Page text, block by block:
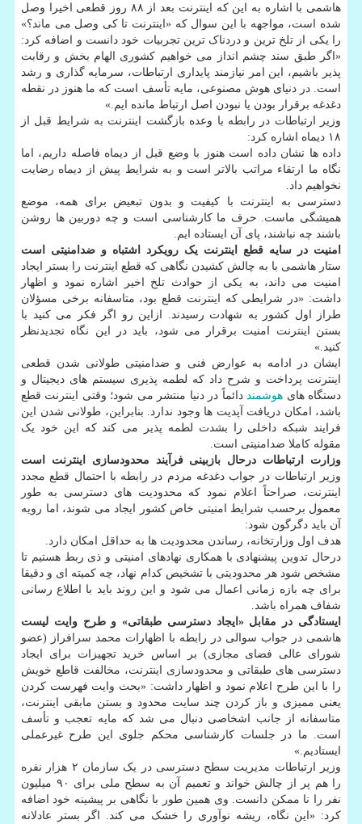
هاشمی با اشاره به این که اینترنت بعد از ۸۸ روز قطعی اخیرا وصل
شده است، مواجهه با این سوال که «اینترنت تا کی وصل می ماند؟»
را یکی از تلخ ترین و دردناک ترین تجربیات خود دانست و اضافه کرد:
«اگر طبق سند چشم انداز می خواهیم کشوری الهام بخش و رقابت
پذیر باشیم، این امر نیازمند پایداری ارتباطات، سرمایه گذاری و رشد
است. در دنیای هوش مصنوعی، مایه تأسف است که ما هنوز در نقطه
دغدغه برقرار بودن یا نبودن اصل ارتباط مانده ایم.»
وزیر ارتباطات در رابطه با وعده بازگشت اینترنت به شرایط قبل از
۱۸ دیماه اشاره کرد:
داده ها نشان داده است هنوز با وضع قبل از دیماه فاصله داریم، اما
نگاه ما ارتقاء مراتب بالاتر است و به شرایط پیش از دیماه رضایت
نخواهیم داد.
دسترسی به اینترنت با کیفیت و بدون تبعیض برای همه، موضع
همیشگی ماست. حرف ما کارشناسی است و چه دوربین ها روشن
باشند چه نباشند، پای آن ایستاده ایم.
امنیت در سایه قطع اینترنت یک رویکرد اشتباه و ضدامنیتی است
ستار هاشمی با به چالش کشیدن نگاهی که قطع اینترنت را بستر ایجاد
امنیت می داند، به یکی از حوادث تلخ اخیر اشاره نمود و اظهار
داشت: «در شرایطی که اینترنت قطع بود، متاسفانه برخی مسؤلان
طراز اول کشور به شهادت رسیدند. ازاین رو اگر فکر می کنید با
بستن اینترنت امنیت برقرار می شود، باید در این نگاه تجدیدنظر
کنید.»
ایشان در ادامه به عوارض فنی و ضدامنیتی طولانی شدن قطعی
اینترنت پرداخت و شرح داد که لطمه پذیری سیستم های دیجیتال و
دستگاه های هوشمند دائماً در دنیا منتشر می شود؛ وقتی اینترنت قطع
باشد، امکان دریافت آپدیت ها وجود ندارد. بنابراین، طولانی شدن این
فرایند شبکه داخلی را بشدت لطمه پذیر می کند که این خود یک
مقوله کاملا ضدامنیتی است.
وزارت ارتباطات درحال بازبینی فرآیند محدودسازی اینترنت است
وزیر ارتباطات در جواب دغدغه مردم در رابطه با احتمال قطع مجدد
اینترنت، صراحتاً اعلام نمود که محدودیت های دسترسی به طور
معمول برحسب شرایط امنیتی خاص کشور ایجاد می شوند، اما رویه
آن باید دگرگون شود:
هدف اول وزارتخانه، رساندن محدودیت ها به حداقل امکان دارد.
درحال تدوین پیشنهادی با همکاری نهادهای امنیتی و ذی ربط هستیم تا
مشخص شود هر محدودیتی با تشخیص کدام نهاد، چه کمیته ای و دقیقا
برای چه بازه زمانی اعمال می شود و این روند باید با اطلاع رسانی
شفاف همراه باشد.
ایستادگی در مقابل «ایجاد دسترسی طبقاتی» و طرح وایت لیست
هاشمی در جواب سوالی در رابطه با اظهارات محمد سرافراز (عضو
شورای عالی فضای مجازی) بر اساس خرید تجهیزات برای ایجاد
دسترسی های طبقاتی و محدودسازی اینترنت، مخالفت قاطع خویش
را با این طرح اعلام نمود و اظهار داشت: «بحث وایت فهرست کردن
یعنی ممیزی و باز کردن چند سایت محدود و بستن مابقی اینترنت،
متاسفانه از جانب اشخاصی دنبال می شد که مایه تعجب و تأسف
است. ما در جلسات کارشناسی محکم جلوی این طرح غیرعملی
ایستادیم.»
وزیر ارتباطات مدیریت سطح دسترسی در یک سازمان ۲ هزار نفره
را هم پر از چالش خواند و تعمیم آن به سطح ملی برای ۹۰ میلیون
نفر را نا ممکن دانست. وی همین طور با نگاهی بر پیشینه خود اضافه
کرد: «این نگاه، ریشه نوآوری را خشک می کند. اگر بستر عادلانه